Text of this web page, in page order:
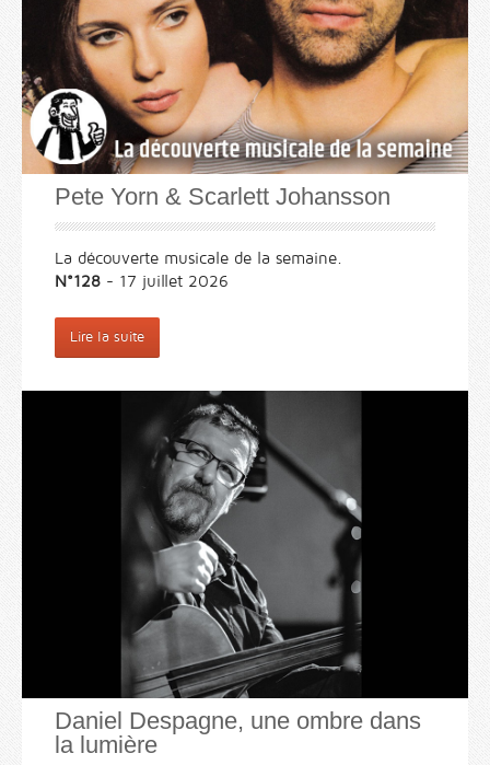
Pete Yorn & Scarlett Johansson
La découverte musicale de la semaine.
N°128 - 17 juillet 2026
Lire la suite
Daniel Despagne, une ombre dans
la lumière